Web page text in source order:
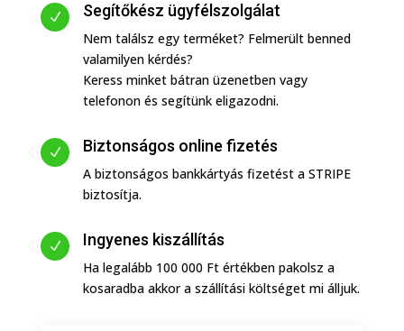
N Segítőkész ügyfélszolgálat
Nem találsz egy terméket? Felmerült benned
valamilyen kérdés?
Keress minket bátran üzenetben vagy
telefonon és segítünk eligazodni.
N Biztonságos online fizetés
A biztonságos bankkártyás fizetést a STRIPE
biztosítja.
N Ingyenes kiszállítás
Ha legalább 100 000 Ft értékben pakolsz a
kosaradba akkor a szállítási költséget mi álljuk.